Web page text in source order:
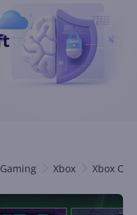
Gaming Xbox Xbox One